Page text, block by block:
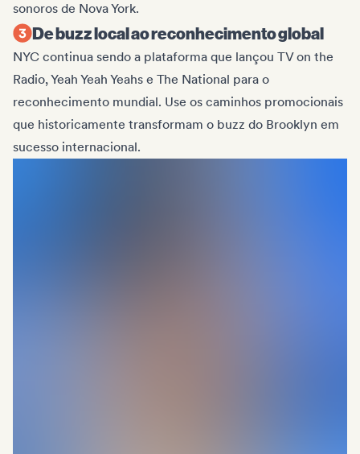
sonoros de Nova York.
De buzz local ao reconhecimento global
NYC continua sendo a plataforma que lançou TV on the
Radio, Yeah Yeah Yeahs e The National para o
reconhecimento mundial. Use os caminhos promocionais
que historicamente transformam o buzz do Brooklyn em
sucesso internacional.